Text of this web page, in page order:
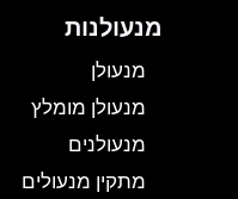
מנעולנות
מנעולן
מנעולן מומלץ
מנעולנים
מתקין מנעולים